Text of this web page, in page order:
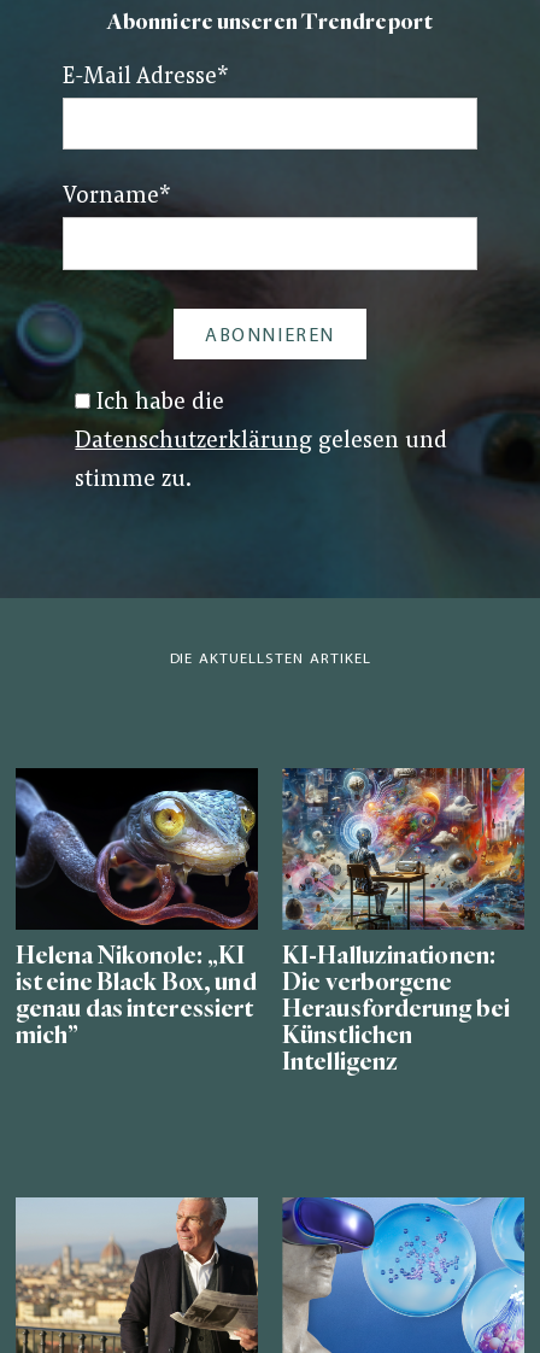
Abonniere unseren Trendreport
E-Mail Adresse*
Vorname*
Ich habe die
Datenschutzerklärung gelesen und
stimme zu.
DIE AKTUELLSTEN ARTIKEL
Helena Nikonole: „KI
ist eine Black Box, und
genau das interessiert
mich”
KI-Halluzinationen:
Die verborgene
Herausforderung bei
Künstlichen
Intelligenz